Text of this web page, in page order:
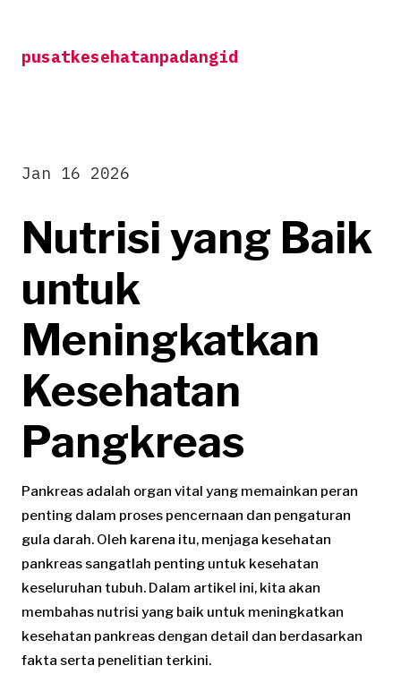
contentpusatkesehatanpadangid
Nutrisi yang Baik
untuk
Meningkatkan
Kesehatan
Pangkreas
Jan 16 2026
Pankreas adalah organ vital yang memainkan peran
penting dalam proses pencernaan dan pengaturan
gula darah. Oleh karena itu, menjaga kesehatan
pankreas sangatlah penting untuk kesehatan
keseluruhan tubuh. Dalam artikel ini, kita akan
membahas nutrisi yang baik untuk meningkatkan
kesehatan pankreas dengan detail dan berdasarkan
fakta serta penelitian terkini.